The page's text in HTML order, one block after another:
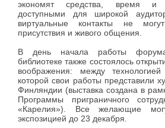
экономят средства, время и
доступными для широкой
виртуальные контакты не
присутствия и живого общения.
В день начала работы
библиотеке также состоялось
воображения: между
которой свои работы представили
Финляндии (выставка создана в
Программы приграничного
«Карелия»). Все желающие
экспозицией до 23 декабря.